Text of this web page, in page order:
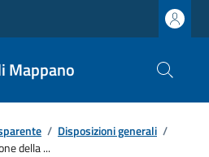
Mappano
/ Disposizioni generali /
della ...